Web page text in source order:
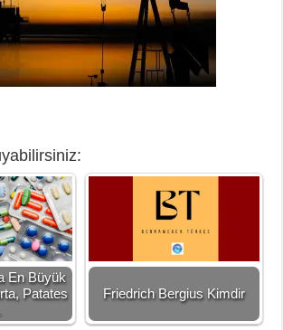
En Büyük
Patates
Friedrich Bergius Kimdir